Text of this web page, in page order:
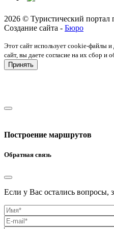
2026 © Туристический портал
Создание сайта - Бюро
Этот сайт использует cookie-файлы и
сайт, вы даете согласие на их сбор
Принять
Построение маршрутов
Обратная связь
Если у Вас остались